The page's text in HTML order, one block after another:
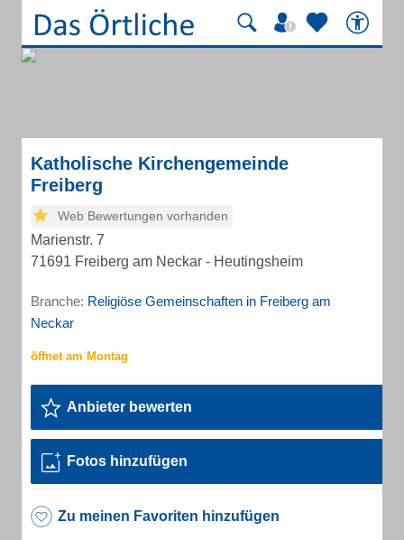
Katholische Kirchengemeinde
Freiberg
Web Bewertungen vorhanden
Marienstr. 7
71691 Freiberg am Neckar - Heutingsheim
Branche: Religiöse Gemeinschaften in Freiberg am
Neckar
Anbieter bewerten
Fotos hinzufügen
Zu meinen Favoriten hinzufügen